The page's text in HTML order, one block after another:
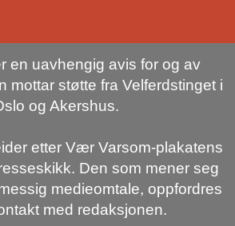
en uavhengig avis for og av
mottar støtte fra Velferdstinget i
og Akershus.
etter Vær Varsom-plakatens
Den som mener seg
medieomtale, oppfordres
med redaksjonen.